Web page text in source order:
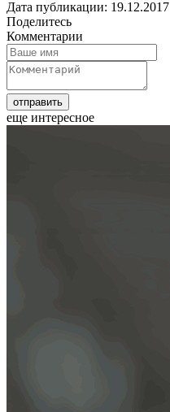
Дата публикации: 19.12.2017
Поделитесь
Комментарии
еще интересное